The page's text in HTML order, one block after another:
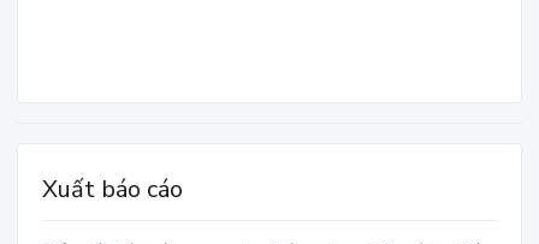
Xuất báo cáo